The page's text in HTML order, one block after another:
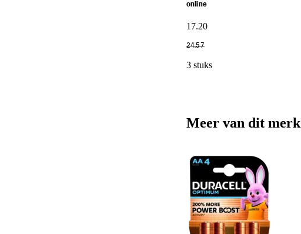
online
17.20
24.57
3 stuks
Meer van dit merk